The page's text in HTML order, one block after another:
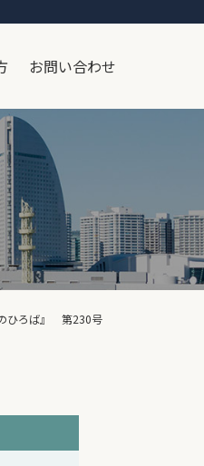
お問い合わせ
のひろば』 第230号